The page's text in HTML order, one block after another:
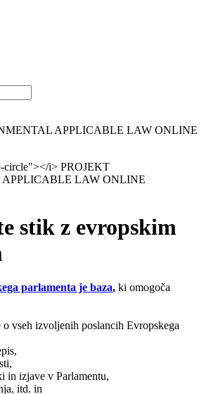
APPLICABLE LAW ONLINE
stik z evropskim
parlamenta je baza, ki omogoča
vseh izvoljenih poslancih Evropskega
v Parlamentu,
itd. in